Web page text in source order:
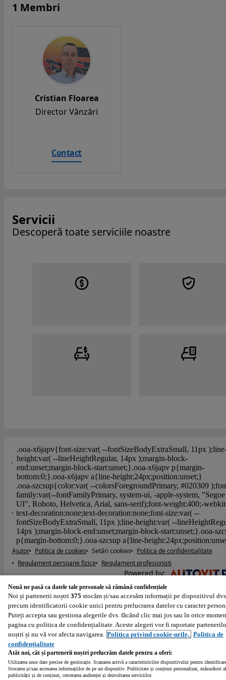
1 Membri
Cristian Floarea
Director Vânzări
Contact
Servicii
Descoperă toate serviciile noastre
Ajutor Politica de cookies Setări cookies
Politica de confidentialitate
Regulament persoane fizice
Regulament profesionisti
Powered by:
Nouă ne pasă ca datele tale personale să rămână confidențiale
Noi și partenerii noștri 375 stocăm și/sau accesăm informații pe dispozitivul
precum identificatorii cookie unici pentru prelucrarea datelor cu caracter
Puteți accepta sau gestiona alegerile dvs. făcând clic mai jos sau în orice
pagina cu politica de confidențialitate. Aceste alegeri vor fi raportate
noștri și nu vă vor afecta navigarea. Politica privind cookie-urile, Politica de
confidențialitate
Atât noi, cât și partenerii noștri prelucrăm datele pentru a oferi:
Utilizarea unor date precise de geolocație. Scanarea activă a caracteristicilor dispozitivului pentru
Stocarea și/sau accesarea informațiilor de pe un dispozitiv. Publicitate și conținut personalizat, măsurători
publicității și de conținut, cercetarea audienței și dezvoltarea serviciilor.